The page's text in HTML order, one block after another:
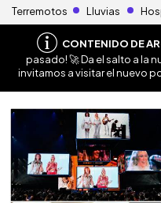
Terremotos Lluvias
CONTENIDO DE
pasado! 🚀 Da el salto a la
invitamos a visitar el nuevo